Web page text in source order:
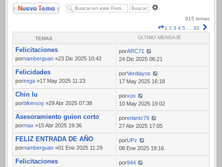
Nuevo Tema
815 temas
Página
1
1 2 3 4 5 … 33
TEMAS ÚLTIMO MENSAJE
Felicitaciones
pornamberguan »23 Dic 2025 10:42
porARC71
24 Dic 2025 06:21
Felicidades
porirega »17 May 2025 11:23
porVerdiayos
17 May 2025 16:18
Chin lu
porbikersoy »29 Abr 2025 07:38
porxos
10 May 2025 19:02
Asesoramiento guion corto
pormax »15 Abr 2025 19:36
porerlantz79
27 Abr 2025 17:05
FELIZ ENTRADA DE AÑO
pornamberguan »01 Ene 2025 11:29
porUPz
08 Ene 2025 19:16
Felicitaciones por944